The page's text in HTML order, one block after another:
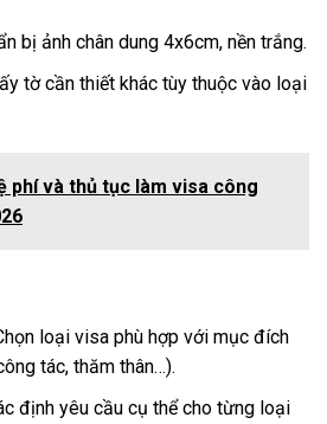
bị ảnh chân dung 4x6cm, nền trắng.
tờ cần thiết khác tùy thuộc vào loại
phí và thủ tục làm visa công
loại visa phù hợp với mục đích
tác, thăm thân…).
định yêu cầu cụ thể cho từng loại